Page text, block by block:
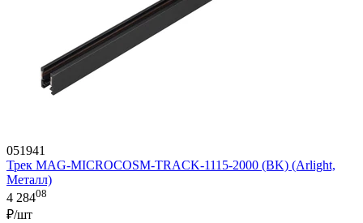
051941
Трек MAG-MICROCOSM-TRACK-1115-2000 (BK) (Arlight,
Металл)
4 28408
₽/шт